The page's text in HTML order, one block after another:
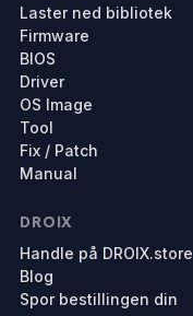
Laster ned bibliotek
Firmware
BIOS
Driver
OS Image
Tool
Fix / Patch
Manual
DROIX
Handle på DROIX.store
Blog
Spor bestillingen din